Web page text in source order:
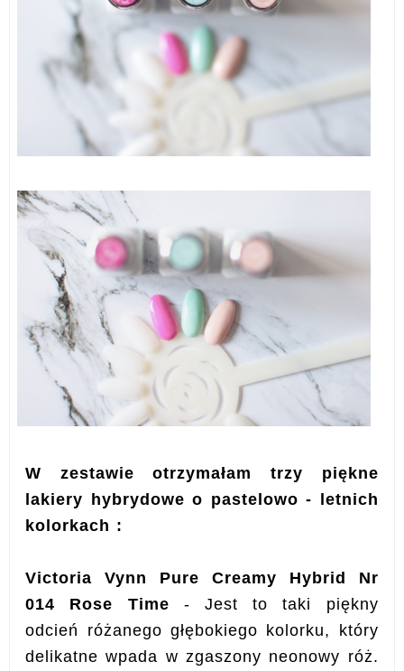
W zestawie otrzymałam trzy piękne
lakiery hybrydowe o pastelowo - letnich
kolorkach :
Victoria Vynn Pure Creamy Hybrid Nr
014 Rose Time - Jest to taki piękny
odcień różanego głębokiego kolorku, który
delikatne wpada w zgaszony neonowy róż.